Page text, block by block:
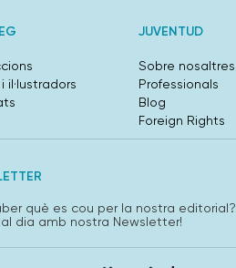
il·lustradors
JUVENTUD
Sobre nosaltres
Professionals
Blog
Foreign Rights
què es cou per la nostra editorial?
dia amb nostra Newsletter!